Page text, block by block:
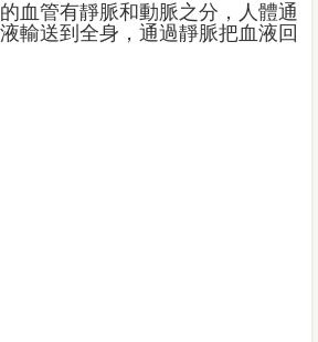
血管有靜脈和動脈之分，人體通
輸送到全身，通過靜脈把血液回